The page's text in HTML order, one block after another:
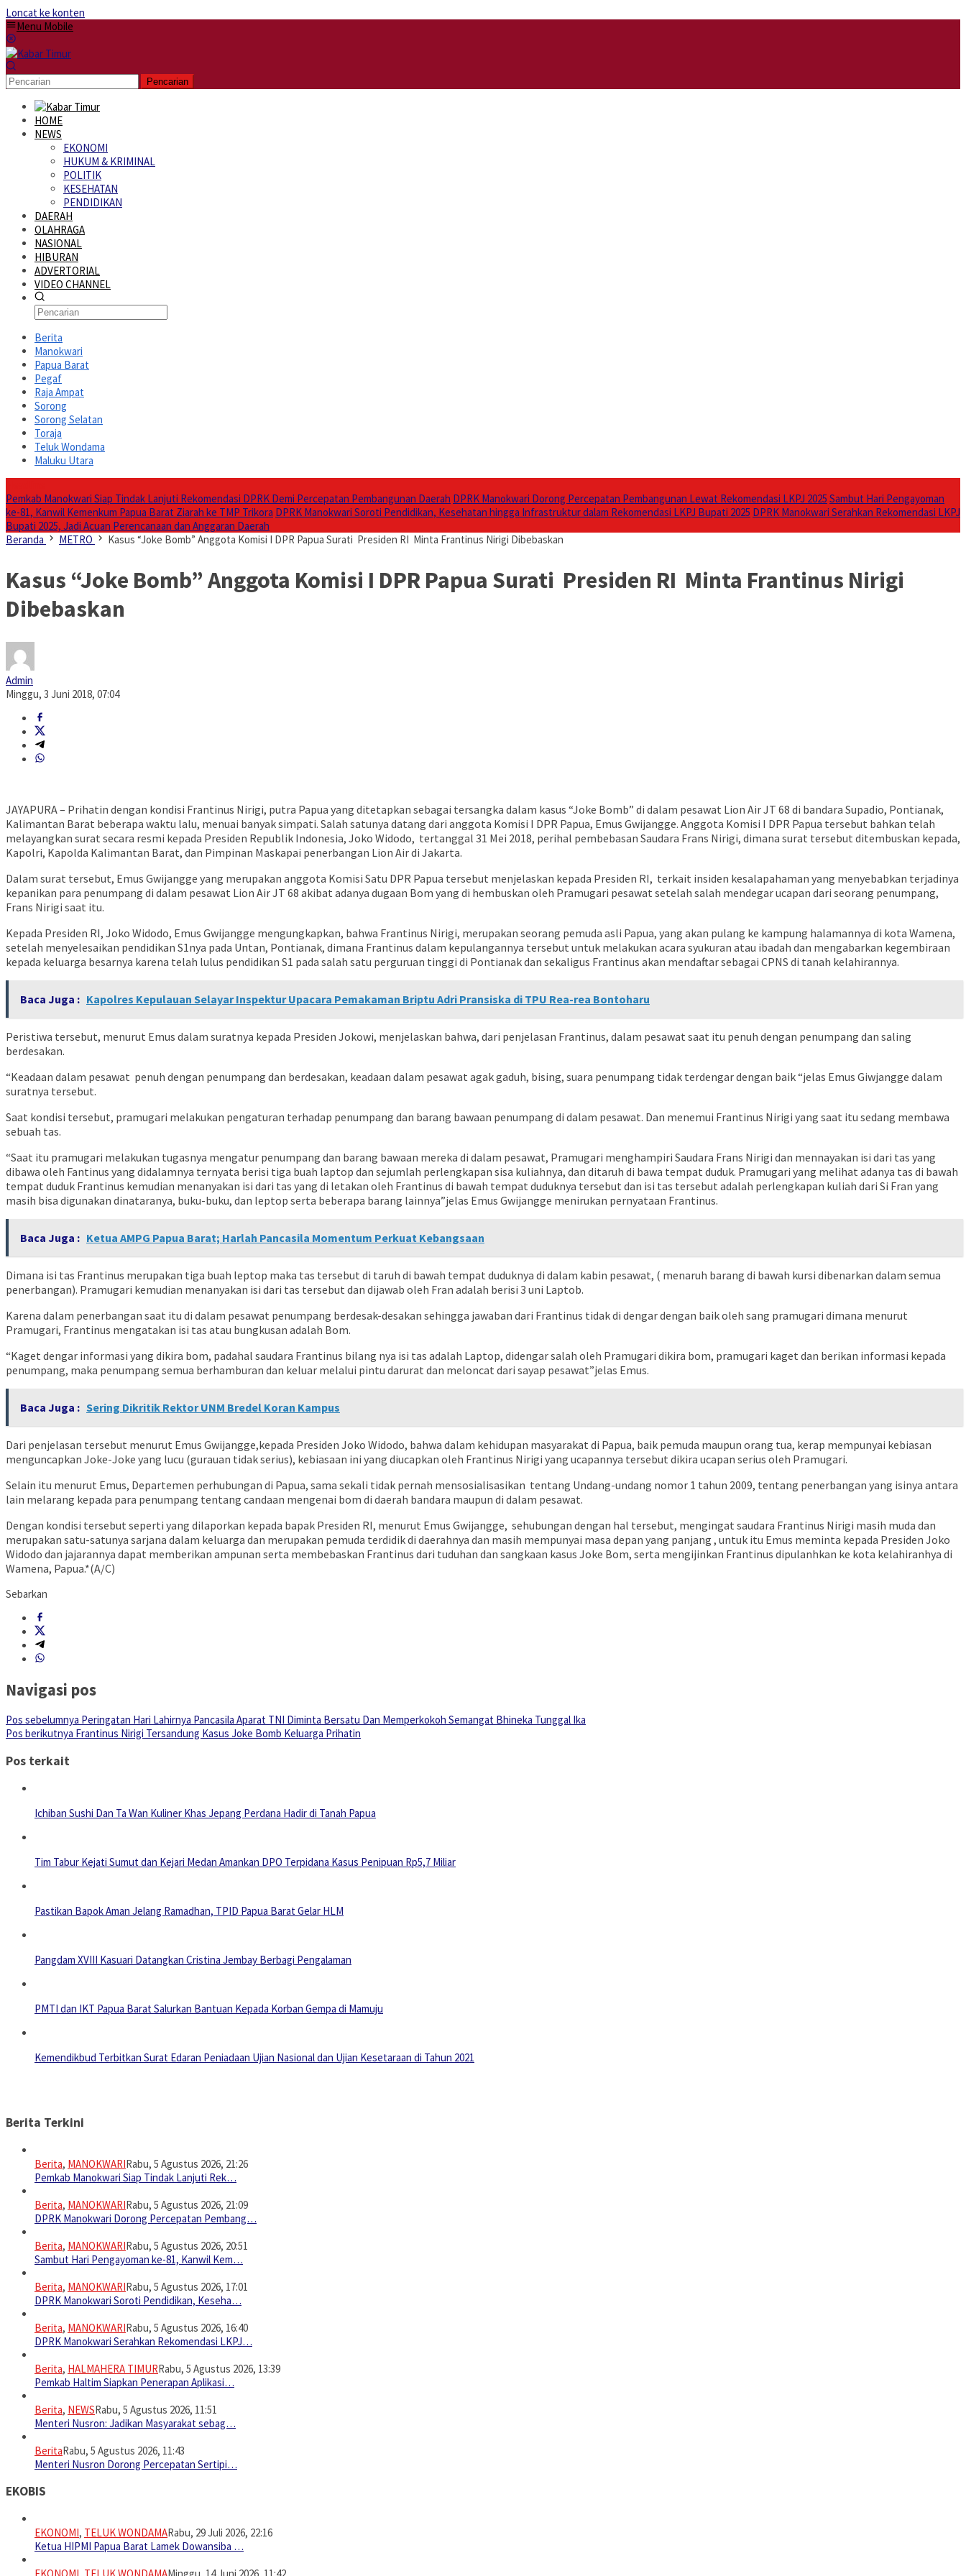
Loncat ke konten
Menu Mobile
Pencarian
HOME
NEWS
EKONOMI
HUKUM & KRIMINAL
POLITIK
KESEHATAN
PENDIDIKAN
DAERAH
OLAHRAGA
NASIONAL
HIBURAN
ADVERTORIAL
VIDEO CHANNEL
Berita
Manokwari
Papua Barat
Pegaf
Raja Ampat
Sorong
Sorong Selatan
Toraja
Teluk Wondama
Maluku Utara
Pemkab Manokwari Siap Tindak Lanjuti Rekomendasi DPRK Demi Percepatan Pembangunan Daerah DPRK Manokwari Dorong Percepatan Pembangunan Lewat Rekomendasi LKPJ 2025 Sambut Hari Pengayoman
ke-81, Kanwil Kemenkum Papua Barat Ziarah ke TMP Trikora DPRK Manokwari Soroti Pendidikan, Kesehatan hingga Infrastruktur dalam Rekomendasi LKPJ Bupati 2025 DPRK Manokwari Serahkan Rekomendasi LKPJ
Bupati 2025, Jadi Acuan Perencanaan dan Anggaran Daerah
Beranda
METRO Kasus “Joke Bomb” Anggota Komisi I DPR Papua Surati Presiden RI Minta Frantinus Nirigi Dibebaskan
Kasus “Joke Bomb” Anggota Komisi I DPR Papua Surati Presiden RI Minta Frantinus Nirigi
Dibebaskan
Admin
Minggu, 3 Juni 2018, 07:04
JAYAPURA – Prihatin dengan kondisi Frantinus Nirigi, putra Papua yang ditetapkan sebagai tersangka dalam kasus “Joke Bomb” di dalam pesawat Lion Air JT 68 di bandara Supadio, Pontianak,
Kalimantan Barat beberapa waktu lalu, menuai banyak simpati. Salah satunya datang dari anggota Komisi I DPR Papua, Emus Gwijangge. Anggota Komisi I DPR Papua tersebut bahkan telah
melayangkan surat secara resmi kepada Presiden Republik Indonesia, Joko Widodo, tertanggal 31 Mei 2018, perihal pembebasan Saudara Frans Nirigi, dimana surat tersebut ditembuskan kepada,
Kapolri, Kapolda Kalimantan Barat, dan Pimpinan Maskapai penerbangan Lion Air di Jakarta.
Dalam surat tersebut, Emus Gwijangge yang merupakan anggota Komisi Satu DPR Papua tersebut menjelaskan kepada Presiden RI, terkait insiden kesalapahaman yang menyebabkan terjadinya
kepanikan para penumpang di dalam pesawat Lion Air JT 68 akibat adanya dugaan Bom yang di hembuskan oleh Pramugari pesawat setelah salah mendegar ucapan dari seorang penumpang,
Frans Nirigi saat itu.
Kepada Presiden RI, Joko Widodo, Emus Gwijangge mengungkapkan, bahwa Frantinus Nirigi, merupakan seorang pemuda asli Papua, yang akan pulang ke kampung halamannya di kota Wamena,
setelah menyelesaikan pendidikan S1nya pada Untan, Pontianak, dimana Frantinus dalam kepulangannya tersebut untuk melakukan acara syukuran atau ibadah dan mengabarkan kegembiraan
kepada keluarga besarnya karena telah lulus pendidikan S1 pada salah satu perguruan tinggi di Pontianak dan sekaligus Frantinus akan mendaftar sebagai CPNS di tanah kelahirannya.
Baca Juga : Kapolres Kepulauan Selayar Inspektur Upacara Pemakaman Briptu Adri Pransiska di TPU Rea-rea Bontoharu
Peristiwa tersebut, menurut Emus dalam suratnya kepada Presiden Jokowi, menjelaskan bahwa, dari penjelasan Frantinus, dalam pesawat saat itu penuh dengan penumpang dan saling
berdesakan.
“Keadaan dalam pesawat penuh dengan penumpang dan berdesakan, keadaan dalam pesawat agak gaduh, bising, suara penumpang tidak terdengar dengan baik “jelas Emus Giwjangge dalam
suratnya tersebut.
Saat kondisi tersebut, pramugari melakukan pengaturan terhadap penumpang dan barang bawaan penumpang di dalam pesawat. Dan menemui Frantinus Nirigi yang saat itu sedang membawa
sebuah tas.
“Saat itu pramugari melakukan tugasnya mengatur penumpang dan barang bawaan mereka di dalam pesawat, Pramugari menghampiri Saudara Frans Nirigi dan mennayakan isi dari tas yang
dibawa oleh Fantinus yang didalamnya ternyata berisi tiga buah laptop dan sejumlah perlengkapan sisa kuliahnya, dan ditaruh di bawa tempat duduk. Pramugari yang melihat adanya tas di bawah
tempat duduk Frantinus kemudian menanyakan isi dari tas yang di letakan oleh Frantinus di bawah tempat duduknya tersebut dan isi tas tersebut adalah perlengkapan kuliah dari Si Fran yang
masih bisa digunakan dinataranya, buku-buku, dan leptop serta beberapa barang lainnya”jelas Emus Gwijangge menirukan pernyataan Frantinus.
Baca Juga : Ketua AMPG Papua Barat; Harlah Pancasila Momentum Perkuat Kebangsaan
Dimana isi tas Frantinus merupakan tiga buah leptop maka tas tersebut di taruh di bawah tempat duduknya di dalam kabin pesawat, ( menaruh barang di bawah kursi dibenarkan dalam semua
penerbangan). Pramugari kemudian menanyakan isi dari tas tersebut dan dijawab oleh Fran adalah berisi 3 uni Laptob.
Karena dalam penerbangan saat itu di dalam pesawat penumpang berdesak-desakan sehingga jawaban dari Frantinus tidak di dengar dengan baik oleh sang pramugari dimana menurut
Pramugari, Frantinus mengatakan isi tas atau bungkusan adalah Bom.
“Kaget dengar informasi yang dikira bom, padahal saudara Frantinus bilang nya isi tas adalah Laptop, didengar salah oleh Pramugari dikira bom, pramugari kaget dan berikan informasi kepada
penumpang, maka penumpang semua berhamburan dan keluar melalui pintu darurat dan meloncat dari sayap pesawat”jelas Emus.
Baca Juga : Sering Dikritik Rektor UNM Bredel Koran Kampus
Dari penjelasan tersebut menurut Emus Gwijangge,kepada Presiden Joko Widodo, bahwa dalam kehidupan masyarakat di Papua, baik pemuda maupun orang tua, kerap mempunyai kebiasan
menguncapkan Joke-Joke yang lucu (gurauan tidak serius), kebiasaan ini yang diucapkan oleh Frantinus Nirigi yang ucapannya tersebut dikira ucapan serius oleh Pramugari.
Selain itu menurut Emus, Departemen perhubungan di Papua, sama sekali tidak pernah mensosialisasikan tentang Undang-undang nomor 1 tahun 2009, tentang penerbangan yang isinya antara
lain melarang kepada para penumpang tentang candaan mengenai bom di daerah bandara maupun di dalam pesawat.
Dengan kondisi tersebut seperti yang dilaporkan kepada bapak Presiden RI, menurut Emus Gwijangge, sehubungan dengan hal tersebut, mengingat saudara Frantinus Nirigi masih muda dan
merupakan satu-satunya sarjana dalam keluarga dan merupakan pemuda terdidik di daerahnya dan masih mempunyai masa depan yang panjang , untuk itu Emus meminta kepada Presiden Joko
Widodo dan jajarannya dapat memberikan ampunan serta membebaskan Frantinus dari tuduhan dan sangkaan kasus Joke Bom, serta mengijinkan Frantinus dipulanhkan ke kota kelahiranhya di
Wamena, Papua.*(A/C)
Sebarkan
Navigasi pos
Pos sebelumnya Peringatan Hari Lahirnya Pancasila Aparat TNI Diminta Bersatu Dan Memperkokoh Semangat Bhineka Tunggal Ika
Pos berikutnya Frantinus Nirigi Tersandung Kasus Joke Bomb Keluarga Prihatin
Pos terkait
Ichiban Sushi Dan Ta Wan Kuliner Khas Jepang Perdana Hadir di Tanah Papua
Tim Tabur Kejati Sumut dan Kejari Medan Amankan DPO Terpidana Kasus Penipuan Rp5,7 Miliar
Pastikan Bapok Aman Jelang Ramadhan, TPID Papua Barat Gelar HLM
Pangdam XVIII Kasuari Datangkan Cristina Jembay Berbagi Pengalaman
PMTI dan IKT Papua Barat Salurkan Bantuan Kepada Korban Gempa di Mamuju
Kemendikbud Terbitkan Surat Edaran Peniadaan Ujian Nasional dan Ujian Kesetaraan di Tahun 2021
Berita Terkini
Berita, MANOKWARIRabu, 5 Agustus 2026, 21:26
Pemkab Manokwari Siap Tindak Lanjuti Rek…
Berita, MANOKWARIRabu, 5 Agustus 2026, 21:09
DPRK Manokwari Dorong Percepatan Pembang…
Berita, MANOKWARIRabu, 5 Agustus 2026, 20:51
Sambut Hari Pengayoman ke-81, Kanwil Kem…
Berita, MANOKWARIRabu, 5 Agustus 2026, 17:01
DPRK Manokwari Soroti Pendidikan, Keseha…
Berita, MANOKWARIRabu, 5 Agustus 2026, 16:40
DPRK Manokwari Serahkan Rekomendasi LKPJ…
Berita, HALMAHERA TIMURRabu, 5 Agustus 2026, 13:39
Pemkab Haltim Siapkan Penerapan Aplikasi…
Berita, NEWSRabu, 5 Agustus 2026, 11:51
Menteri Nusron: Jadikan Masyarakat sebag…
BeritaRabu, 5 Agustus 2026, 11:43
Menteri Nusron Dorong Percepatan Sertipi…
EKOBIS
EKONOMI, TELUK WONDAMARabu, 29 Juli 2026, 22:16
Ketua HIPMI Papua Barat Lamek Dowansiba …